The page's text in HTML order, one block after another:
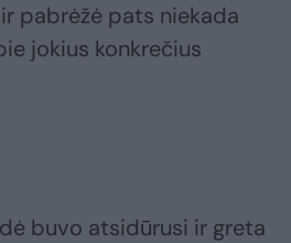
ir pabrėžė pats niekada
jokius konkrečius
buvo atsidūrusi ir greta